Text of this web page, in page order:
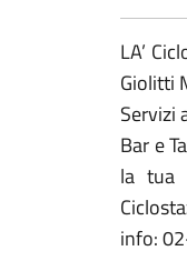
LA’
Giolitti
Servizi
Bar e
la tua
info: